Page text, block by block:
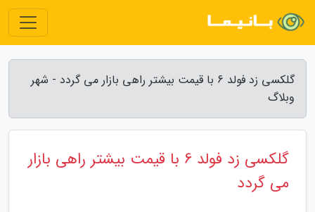
گلکسی زد فولد 6 با قیمت بیشتر راهی بازار می گردد - شهر
وبلاگ
گلکسی زد فولد 6 با قیمت بیشتر راهی بازار
می گردد